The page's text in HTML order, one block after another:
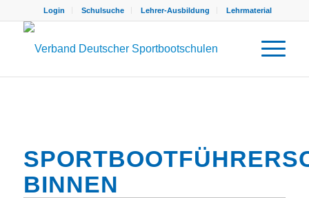
Login Schulsuche Lehrer-Ausbildung Lehrmaterial
BINNEN